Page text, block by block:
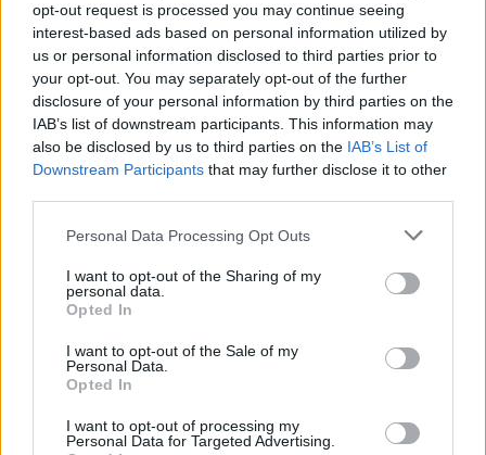
opt-out request is processed you may continue seeing
interest-based ads based on personal information utilized by
us or personal information disclosed to third parties prior to
your opt-out. You may separately opt-out of the further
disclosure of your personal information by third parties on the
IAB’s list of downstream participants. This information may
also be disclosed by us to third parties on the IAB’s List of
Downstream Participants that may further disclose it to other
Please note that this website/app uses one or more Google
not limited to your visit or usage behaviour. You may click to
grant or deny consent to Google and its third-party tags to
use your data for below specified purposes in below Google
consent section.
Personal Data Processing Opt Outs
I want to opt-out of the Sharing of my
personal data.
Opted In
I want to opt-out of the Sale of my
Personal Data.
Opted In
I want to opt-out of processing my
Personal Data for Targeted Advertising.
9 félelmetes jel, amiről azonnal
felismersz egy nárcisztikus
személyiségzavarral küzdő személyt
a szakértő szerint
2. Felelősséget érzel a
másik érzelmeiért
Az emberi kapcsolatokban természetes, ha
empátiával viszonyulsz a másik felé, azonban
fontos tudatosítanod, hogy az empátia nem azt
érzelmeiért. Ha valaki folyamatosan bűntudatot